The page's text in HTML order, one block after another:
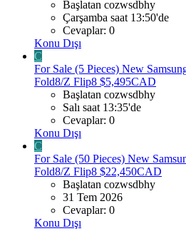
Başlatan cozwsdbhy
Çarşamba saat 13:50'de
Cevaplar: 0
Konu Dışı
C
For Sale (5 Pieces) New
Fold8/Z Flip8 $5,495CAD
Başlatan cozwsdbhy
Salı saat 13:35'de
Cevaplar: 0
Konu Dışı
C
For Sale (50 Pieces) New
Fold8/Z Flip8 $22,450CAD
Başlatan cozwsdbhy
31 Tem 2026
Cevaplar: 0
Konu Dışı